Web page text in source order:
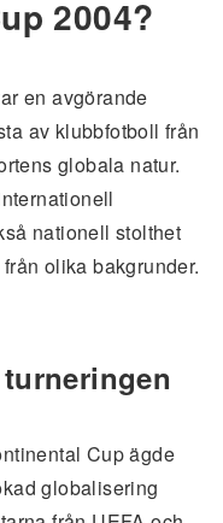
2004?
en avgörande
av klubbfotboll från
globala natur.
nationell stolthet
olika bakgrunder.
Cup ägde
globalisering